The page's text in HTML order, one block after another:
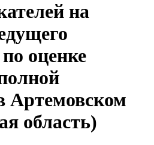
на
оценке
Артемовском
область)